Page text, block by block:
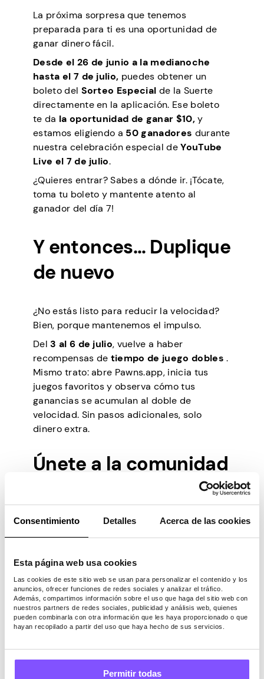
Consentimiento Detalles Acerca de las cookies
Esta página web usa cookies
Las cookies de este sitio web se usan para personalizar el contenido y los
anuncios, ofrecer funciones de redes sociales y analizar el tráfico.
Además, compartimos información sobre el uso que haga del sitio web con
nuestros partners de redes sociales, publicidad y análisis web, quienes
pueden combinarla con otra información que les haya proporcionado o que
hayan recopilado a partir del uso que haya hecho de sus servicios.
Permitir todas
La próxima sorpresa que tenemos
preparada para ti es una oportunidad de
ganar dinero fácil.
Desde el 26 de junio a la medianoche
hasta el 7 de julio, puedes obtener un
boleto del Sorteo Especial de la Suerte
directamente en la aplicación. Ese boleto
te da la oportunidad de ganar $10,y
estamos eligiendo a 50 ganadores durante
nuestra celebración especial deYouTube
Live el 7 de julio.
¿Quieres entrar? Sabes a dónde ir. ¡Tócate,
toma tu boleto y mantente atento al
ganador del día 7!
Y entonces… Duplique
de nuevo
¿No estás listo para reducir la velocidad?
Bien, porque mantenemos el impulso.
Del3 al 6 de julio, vuelve a haber
recompensas de tiempo de juego dobles .
Mismo trato: abre Pawns.app, inicia tus
juegos favoritos y observa cómo tus
ganancias se acumulan al doble de
velocidad. Sin pasos adicionales, solo
dinero extra.
Únete a la comunidad
Venga a celebrar con nosotros y asegure su
oportunidad de ganar. Enciende tu juego
¡sigue haciendo encuestas y viendo
nuestros últimos videos!
Instalar app gratis